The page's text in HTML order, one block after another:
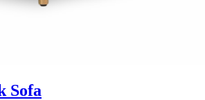
Sofa